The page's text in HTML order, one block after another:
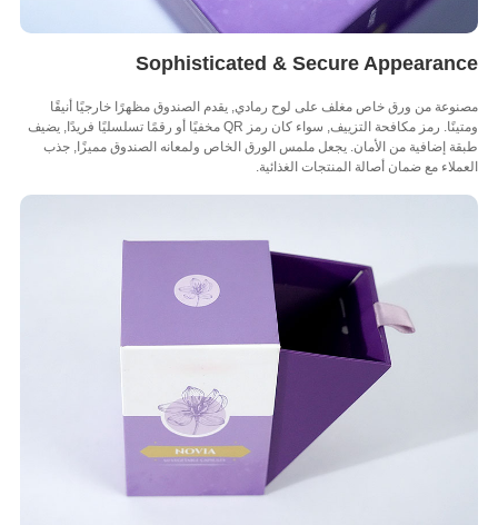
Sophisticated & Secure
من ورق خاص مغلف على لوح رمادي, يقدم الصندوق مظهرًا خارجيًا أنيقًا
ومتينًا. رمز مكافحة التزييف, سواء كان رمز QR مخفيًا أو رقمًا تسلسليًا فريدًا, يضيف
إضافية من الأمان. يجعل ملمس الورق الخاص ولمعانه الصندوق مميزًا, جذب
مع ضمان أصالة المنتجات الغذائية.